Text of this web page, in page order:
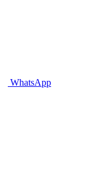
WhatsApp